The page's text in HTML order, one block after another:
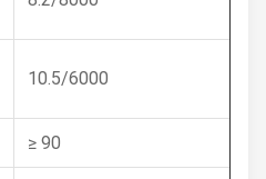
10.5/6000
≥ 90